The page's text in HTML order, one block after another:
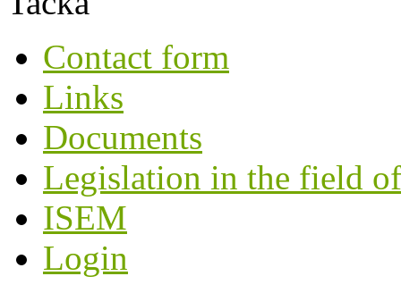
Contact form
Links
Documents
Legislation in the field
ISEM
Login